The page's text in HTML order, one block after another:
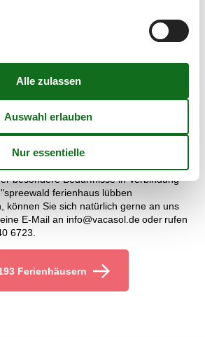
Ferienhaus, das Sie mieten möchten,
Preisgarantie von Vacasol. Alle
Vacasol vermietet werden, sind von
doch mal ein Fehler bei
auftreten, erstatten wir Ihnen die gesamte
ferienhaus lübben
besondere Bedürfnisse in Verbindung
ferienhaus lübben
können Sie sich natürlich gerne an uns
E-Mail an info@vacasol.de oder rufen
6723.
Ferienhäusern